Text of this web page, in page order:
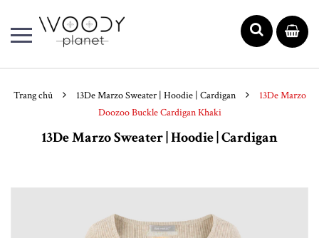
Trang chủ 13De Marzo Sweater | Hoodie | Cardigan
13De Marzo
Doozoo Buckle Cardigan Khaki
13De Marzo Sweater | Hoodie | Cardigan